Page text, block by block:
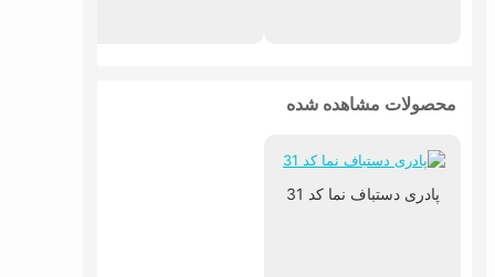
محصولات مشاهده شده
پادری دستباف نما کد 31